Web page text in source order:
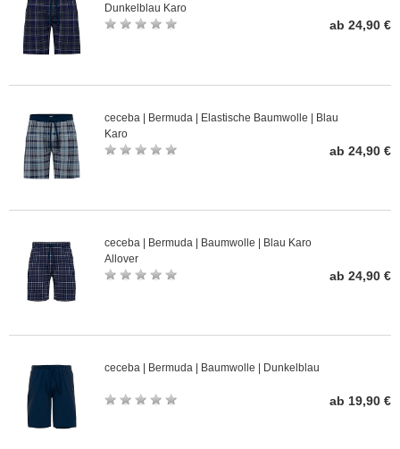
Dunkelblau Karo
ab 24,90 €
ceceba | Bermuda | Elastische Baumwolle | Blau
Karo
ab 24,90 €
ceceba | Bermuda | Baumwolle | Blau Karo
Allover
ab 24,90 €
ceceba | Bermuda | Baumwolle | Dunkelblau
ab 19,90 €